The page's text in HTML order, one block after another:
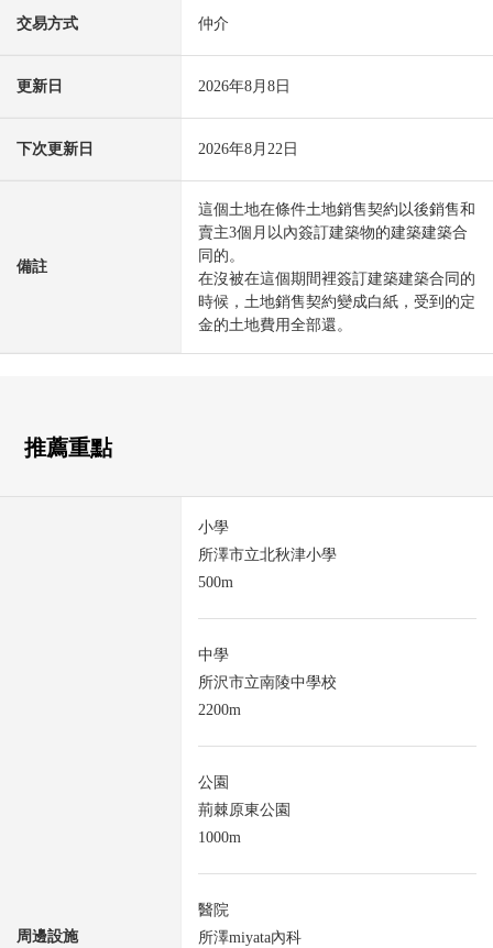
交易方式 仲介
更新日 2026年8月8日
下次更新日 2026年8月22日
備註
這個土地在條件土地銷售契約以後銷售和
賣主3個月以內簽訂建築物的建築建築合
同的。
在沒被在這個期間裡簽訂建築建築合同的
時候，土地銷售契約變成白紙，受到的定
金的土地費用全部還。
推薦重點
周邊設施
小學
所澤市立北秋津小學
500m
中學
所沢市立南陵中學校
2200m
公園
荊棘原東公園
1000m
醫院
所澤miyata內科